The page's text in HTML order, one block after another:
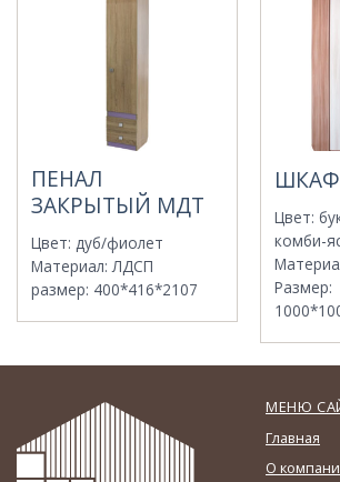
ПЕНАЛ
ЗАКРЫТЫЙ МДТ
Цвет:дуб/фиолет
Материал:ЛДСП
размер: 400*416*2107
Цвет:
комби-
Размер:
МЕНЮ
Главная
О